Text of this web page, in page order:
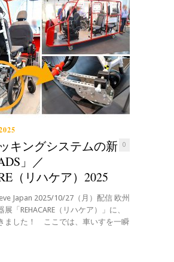
0
キングシステムの新
」／
（リハケア）2025
Japan 2025/10/27（月）配信 欧州
「REHACARE（リハケア）」に、
ました！ ここでは、車いすを一瞬